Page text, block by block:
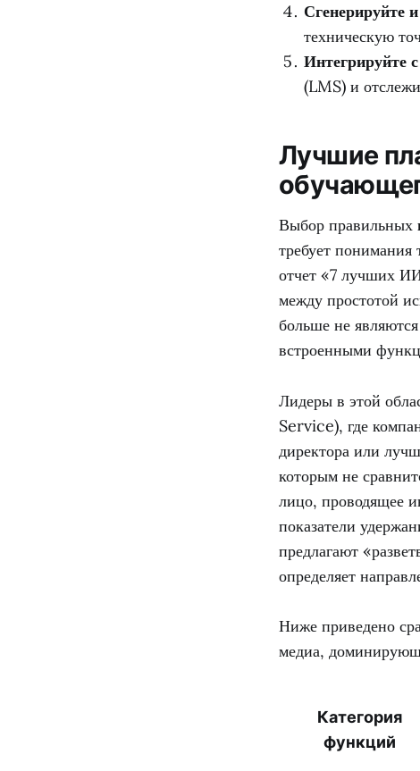
Сгенерируйте
техническую
Интегрируйте
(LMS) и
Лучшие
Выбор правильных
требует
отчет «7 лучших
между простотой
больше не
встроенными
Лидеры в этой
Service), где
директора или
которым не
лицо, проводящее
показатели
предлагают
определяет
Ниже приведено
медиа,
Категория
функций